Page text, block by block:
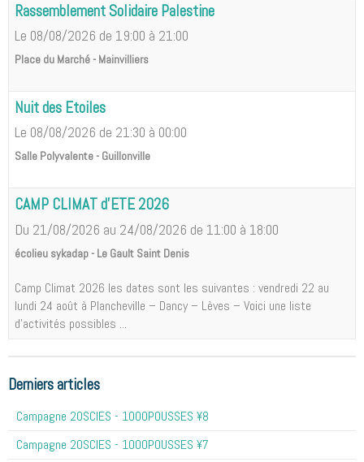
Rassemblement Solidaire Palestine
Le 08/08/2026 de 19:00 à 21:00
Place du Marché - Mainvilliers
Nuit des Etoiles
Le 08/08/2026 de 21:30 à 00:00
Salle Polyvalente - Guillonville
CAMP CLIMAT d'ETE 2026
Du 21/08/2026 au 24/08/2026 de 11:00 à 18:00
écolieu sykadap - Le Gault Saint Denis
Camp Climat 2026 les dates sont les suivantes : vendredi 22 au
lundi 24 août à Plancheville – Dancy – Lèves – Voici une liste
d'activités possibles ...
Derniers articles
Campagne 20SCIES - 1OOOPOUSSES ¥8
Campagne 20SCIES - 1OOOPOUSSES ¥7